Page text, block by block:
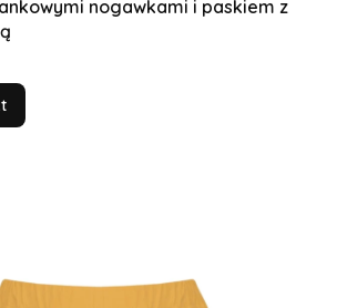
nogawkami i paskiem z